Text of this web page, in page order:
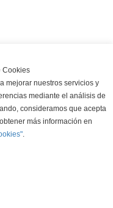
Cookies
mejorar nuestros servicios y
mediante el análisis de
consideramos que acepta
más información en
.